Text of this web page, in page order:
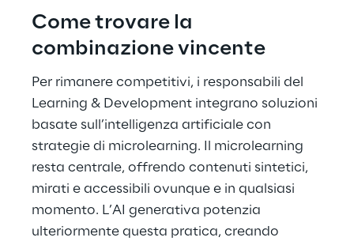
Come trovare la
combinazione vincente
Per rimanere competitivi, i responsabili del
Learning & Development integrano soluzioni
basate sull’intelligenza artificiale con
strategie di microlearning. Il microlearning
resta centrale, offrendo contenuti sintetici,
mirati e accessibili ovunque e in qualsiasi
momento. L’AI generativa potenzia
ulteriormente questa pratica, creando